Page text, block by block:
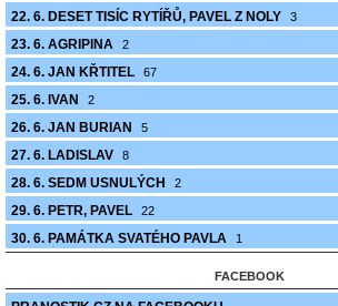
22. 6. DESET TISÍC RYTÍŘŮ, PAVEL Z NOLY 3
23. 6. AGRIPINA 2
24. 6. JAN KŘTITEL 67
25. 6. IVAN 2
26. 6. JAN BURIAN 5
27. 6. LADISLAV 8
28. 6. SEDM USNULÝCH 2
29. 6. PETR, PAVEL 22
30. 6. PAMÁTKA SVATÉHO PAVLA 1
FACEBOOK